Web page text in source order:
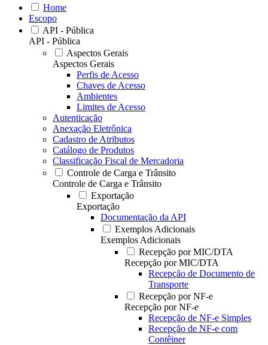
Home
Escopo
API - Pública
API - Pública
Aspectos Gerais
Aspectos Gerais
Perfis de Acesso
Chaves de Acesso
Ambientes
Limites de Acesso
Autenticação
Anexação Eletrônica
Cadastro de Atributos
Catálogo de Produtos
Classificação Fiscal de Mercadoria
Controle de Carga e Trânsito
Controle de Carga e Trânsito
Exportação
Exportação
Documentação da API
Exemplos Adicionais
Exemplos Adicionais
Recepção por MIC/DTA
Recepção por MIC/DTA
Recepção de Documento de
Transporte
Recepção por NF-e
Recepção por NF-e
Recepção de NF-e Simples
Recepção de NF-e com
Contêiner